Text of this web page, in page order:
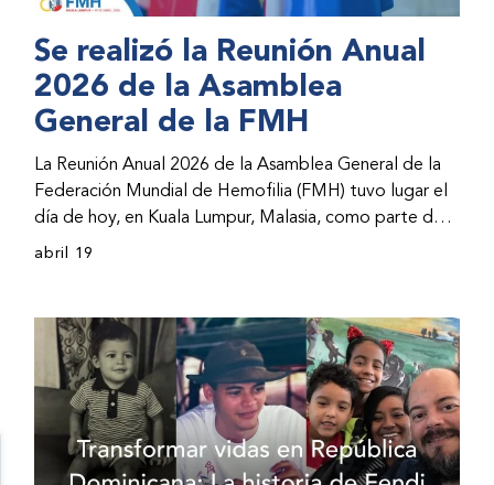
Se realizó la Reunión Anual
2026 de la Asamblea
General de la FMH
La Reunión Anual 2026 de la Asamblea General de la
Federación Mundial de Hemofilia (FMH) tuvo lugar el
día de hoy, en Kuala Lumpur, Malasia, como parte del
Congreso Mundial 2026 de la FMH. La reunión abarcó
avances por parte de la dirección de la FMH. Al
evento asistieron representantes de las organizaciones
nacionales miembros (ONM) de la FMH y otras partes
interesadas.
abril 19